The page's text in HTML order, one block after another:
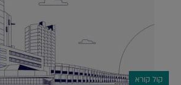
קול קורא